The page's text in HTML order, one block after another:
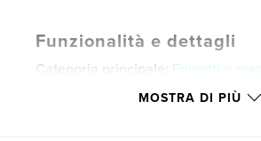
Funzionalità e dettagli
Categoria principale:
Fumetti e
Formato del progetto:Orizzontale
MOSTRA DI PIÙ